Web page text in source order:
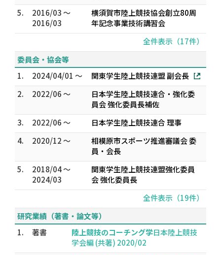
5.
2016/03 ～
2016/03
横須賀市陸上競技協会創立80周
年記念事業技術講習会
全件表示（17件）
委員会・協会等
1.
2024/04/01 ～
関東学生陸上競技連盟 副会長
2.
2022/06 ～
日本学生陸上競技連合・強化委
員会 強化委員長補佐
3.
2022/06 ～
日本学生陸上競技連合 理事
4.
2020/12 ～
相模原市スポーツ推進審議会 委
員・会長
5.
2018/04 ～
2024/03
関東学生陸上競技連盟強化委員
会 強化委員長
全件表示（19件）
研究業績（著書・論文等）
1.
著書 陸上競技のコーチング学日本陸上競技
学会編 (共著) 2020/02